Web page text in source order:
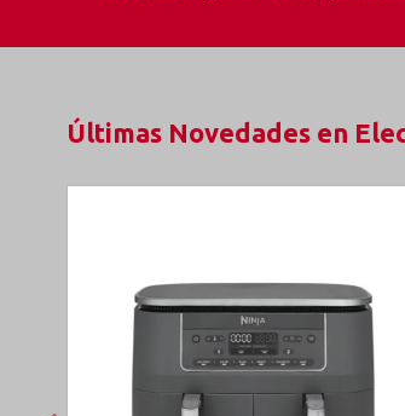
Últimas Novedades en